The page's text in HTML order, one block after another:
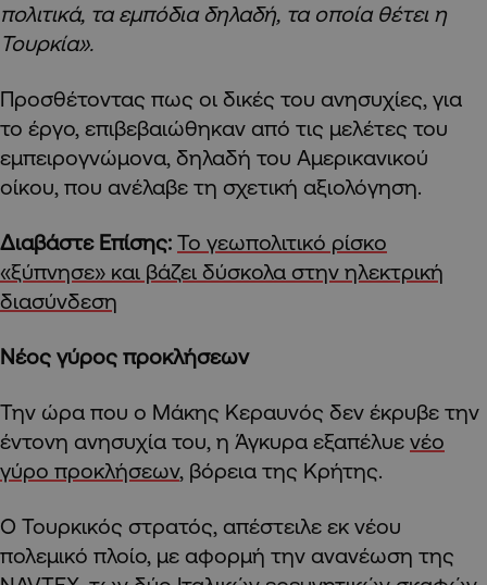
πολιτικά, τα εμπόδια δηλαδή, τα οποία θέτει η
Τουρκία».
Προσθέτοντας πως οι δικές του ανησυχίες, για
το έργο, επιβεβαιώθηκαν από τις μελέτες του
εμπειρογνώμονα, δηλαδή του Αμερικανικού
οίκου, που ανέλαβε τη σχετική αξιολόγηση.
Διαβάστε Επίσης: Το γεωπολιτικό ρίσκο
«ξύπνησε» και βάζει δύσκολα στην ηλεκτρική
διασύνδεση
Νέος γύρος προκλήσεων
Την ώρα που ο Μάκης Κεραυνός δεν έκρυβε την
έντονη ανησυχία του, η Άγκυρα εξαπέλυε νέο
γύρο προκλήσεων, βόρεια της Κρήτης.
Ο Τουρκικός στρατός, απέστειλε εκ νέου
πολεμικό πλοίο, με αφορμή την ανανέωση της